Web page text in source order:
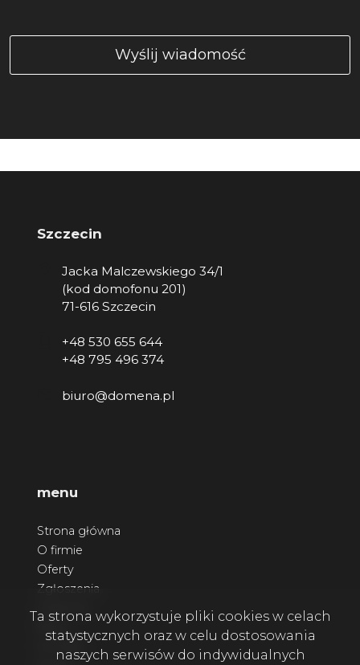
Szczecin
Jacka Malczewskiego 34/1
(kod domofonu 201)
71-616 Szczecin
+48 530 655 644
+48 795 496 374
biuro@domena.pl
menu
Strona główna
O firmie
Oferty
Zgłoszenia
Kontakt
Ta strona wykorzystuje pliki cookies w celach
statystycznych oraz w celu dostosowania
naszych serwisów do indywidualnych